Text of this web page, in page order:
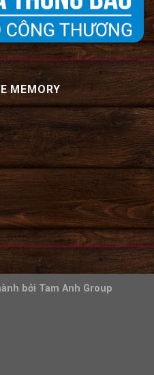
MEMORY
bởi Tam Anh Group